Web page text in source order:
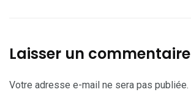
Laisser un commentaire
Votre adresse e-mail ne sera pas publiée.